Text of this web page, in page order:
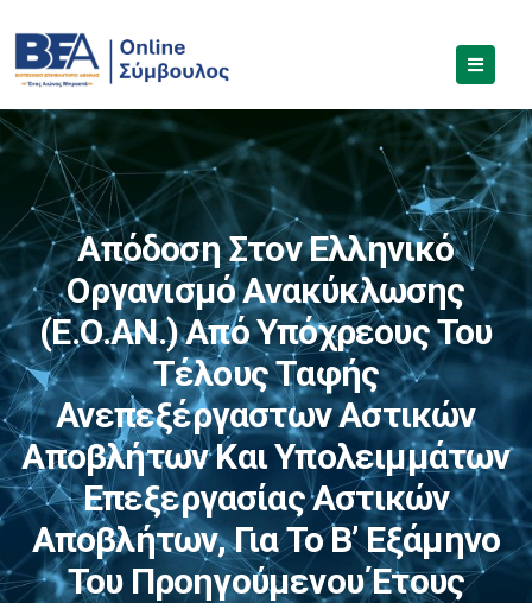
Απόδοση Στον Ελληνικό
Οργανισμό Ανακύκλωσης
(Ε.Ο.ΑΝ.) Από Υπόχρεους Του
Τέλους Ταφής
Ανεπεξέργαστων Αστικών
Αποβλήτων Και Υπολειμμάτων
Επεξεργασίας Αστικών
Αποβλήτων, Για Το Β’ Εξάμηνο
Του Προηγούμενου Έτους